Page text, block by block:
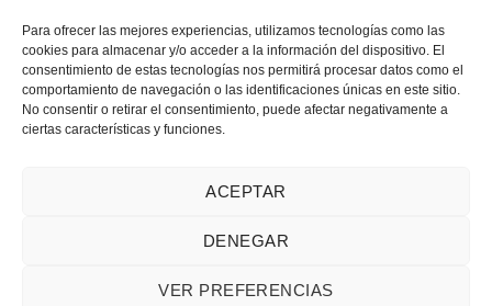
Para ofrecer las mejores experiencias, utilizamos tecnologías como las
cookies para almacenar y/o acceder a la información del dispositivo. El
consentimiento de estas tecnologías nos permitirá procesar datos como el
comportamiento de navegación o las identificaciones únicas en este sitio.
No consentir o retirar el consentimiento, puede afectar negativamente a
ciertas características y funciones.
ACEPTAR
DENEGAR
VER PREFERENCIAS
Contacto|Incidencias|Devoluciones |
Condiciones generales
Mantenimiento web a cargo deCreaciones Digitales – mantenimiento web
Política de privacidad |Condiciones generales de